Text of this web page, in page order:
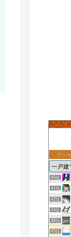
ラン
38位
39位
40位
41位
42位
43位
44位
45位